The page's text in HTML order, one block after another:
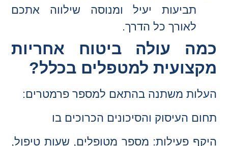
תביעות יעיל ומנוסה שילווה אתכם
לאורך כל הדרך.
כמה עולה ביטוח אחריות
מקצועית למטפלים בכלל?
העלות משתנה בהתאם למספר פרמטרים:
תחום העיסוק והסיכונים הכרוכים בו
היקף פעילות: מספר מטופלים, שעות טיפול,